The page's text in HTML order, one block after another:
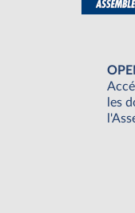
les